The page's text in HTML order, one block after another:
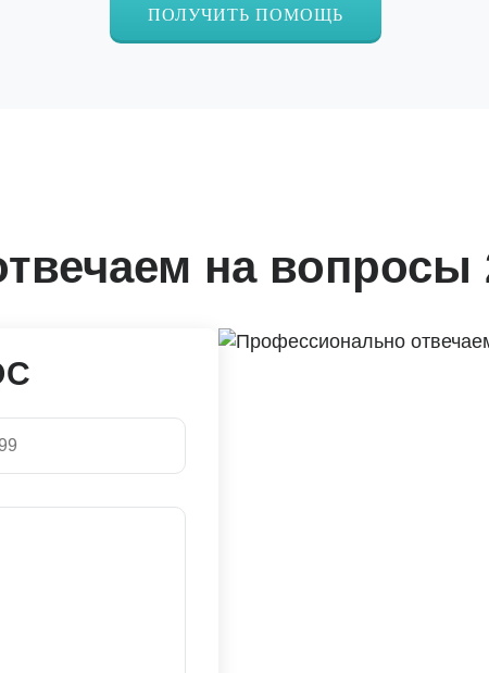
ПОЛУЧИТЬ ПОМОЩЬ
на вопросы